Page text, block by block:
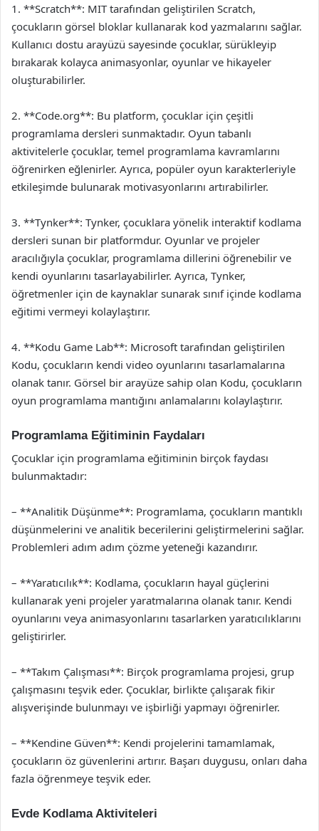
1. **Scratch**: MIT tarafından geliştirilen Scratch,
çocukların görsel bloklar kullanarak kod yazmalarını sağlar.
Kullanıcı dostu arayüzü sayesinde çocuklar, sürükleyip
bırakarak kolayca animasyonlar, oyunlar ve hikayeler
oluşturabilirler.
2. **Code.org**: Bu platform, çocuklar için çeşitli
programlama dersleri sunmaktadır. Oyun tabanlı
aktivitelerle çocuklar, temel programlama kavramlarını
öğrenirken eğlenirler. Ayrıca, popüler oyun karakterleriyle
etkileşimde bulunarak motivasyonlarını artırabilirler.
3. **Tynker**: Tynker, çocuklara yönelik interaktif kodlama
dersleri sunan bir platformdur. Oyunlar ve projeler
aracılığıyla çocuklar, programlama dillerini öğrenebilir ve
kendi oyunlarını tasarlayabilirler. Ayrıca, Tynker,
öğretmenler için de kaynaklar sunarak sınıf içinde kodlama
eğitimi vermeyi kolaylaştırır.
4. **Kodu Game Lab**: Microsoft tarafından geliştirilen
Kodu, çocukların kendi video oyunlarını tasarlamalarına
olanak tanır. Görsel bir arayüze sahip olan Kodu, çocukların
oyun programlama mantığını anlamalarını kolaylaştırır.
Programlama Eğitiminin Faydaları
Çocuklar için programlama eğitiminin birçok faydası
bulunmaktadır:
– **Analitik Düşünme**: Programlama, çocukların mantıklı
düşünmelerini ve analitik becerilerini geliştirmelerini sağlar.
Problemleri adım adım çözme yeteneği kazandırır.
– **Yaratıcılık**: Kodlama, çocukların hayal güçlerini
kullanarak yeni projeler yaratmalarına olanak tanır. Kendi
oyunlarını veya animasyonlarını tasarlarken yaratıcılıklarını
geliştirirler.
– **Takım Çalışması**: Birçok programlama projesi, grup
çalışmasını teşvik eder. Çocuklar, birlikte çalışarak fikir
alışverişinde bulunmayı ve işbirliği yapmayı öğrenirler.
– **Kendine Güven**: Kendi projelerini tamamlamak,
çocukların öz güvenlerini artırır. Başarı duygusu, onları daha
fazla öğrenmeye teşvik eder.
Evde Kodlama Aktiviteleri